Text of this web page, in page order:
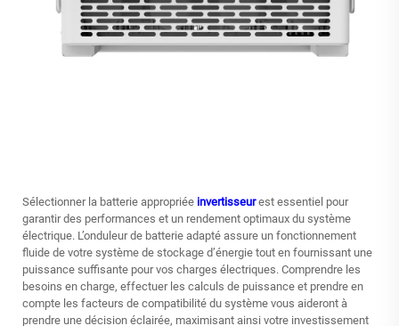
Sélectionner la batterie appropriée invertisseurest essentiel pour
garantir des performances et un rendement optimaux du système
électrique. L’onduleur de batterie adapté assure un fonctionnement
fluide de votre système de stockage d’énergie tout en fournissant une
puissance suffisante pour vos charges électriques. Comprendre les
besoins en charge, effectuer les calculs de puissance et prendre en
compte les facteurs de compatibilité du système vous aideront à
prendre une décision éclairée, maximisant ainsi votre investissement